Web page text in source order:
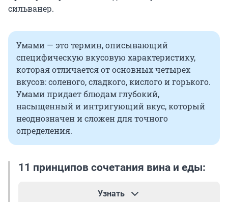
сильванер.
Умами — это термин, описывающий
специфическую вкусовую характеристику,
которая отличается от основных четырех
вкусов: соленого, сладкого, кислого и горького.
Умами придает блюдам глубокий,
насыщенный и интригующий вкус, который
неоднозначен и сложен для точного
определения.
11 принципов сочетания вина и еды:
Узнать